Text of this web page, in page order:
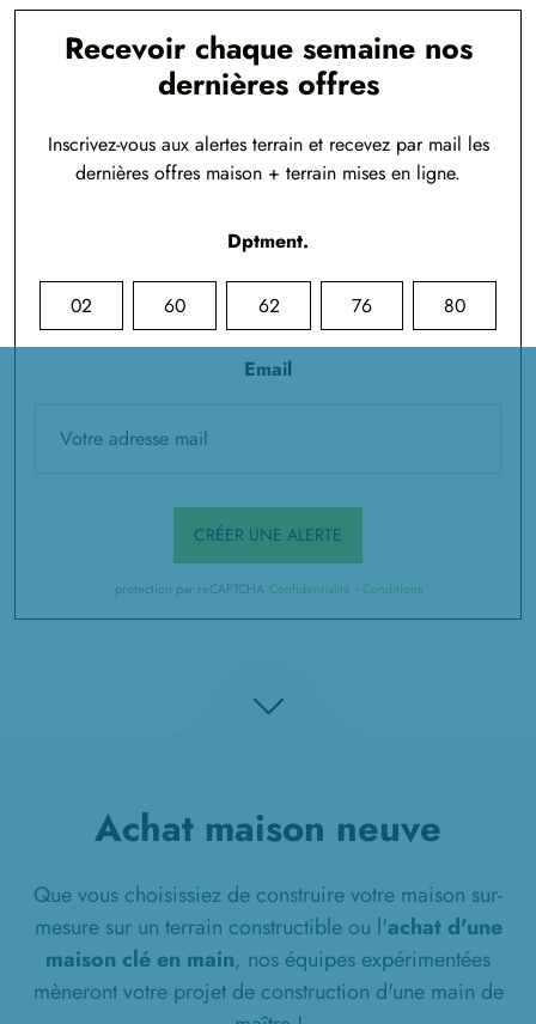
Recevoir chaque semaine nos
dernières offres
Inscrivez-vous aux alertes terrain et recevez par mail les
dernières offres maison + terrain mises en ligne.
Dptment.
02 60 62 76 80
Email
CRÉER UNE ALERTE
protection par reCAPTCHA Confidentialité - Conditions
Achat maison neuve
Que vous choisissiez de construire votre maison sur-
mesure sur un terrain constructible ou l'achat d'une
maison clé en main, nos équipes expérimentées
mèneront votre projet de construction d'une main de